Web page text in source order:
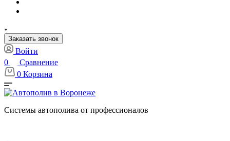
Заказать звонок
Войти
0
Сравнение
0 Корзина
Системы автополива от профессионалов